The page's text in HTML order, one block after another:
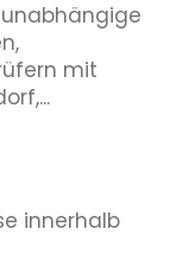
mit
innerhalb